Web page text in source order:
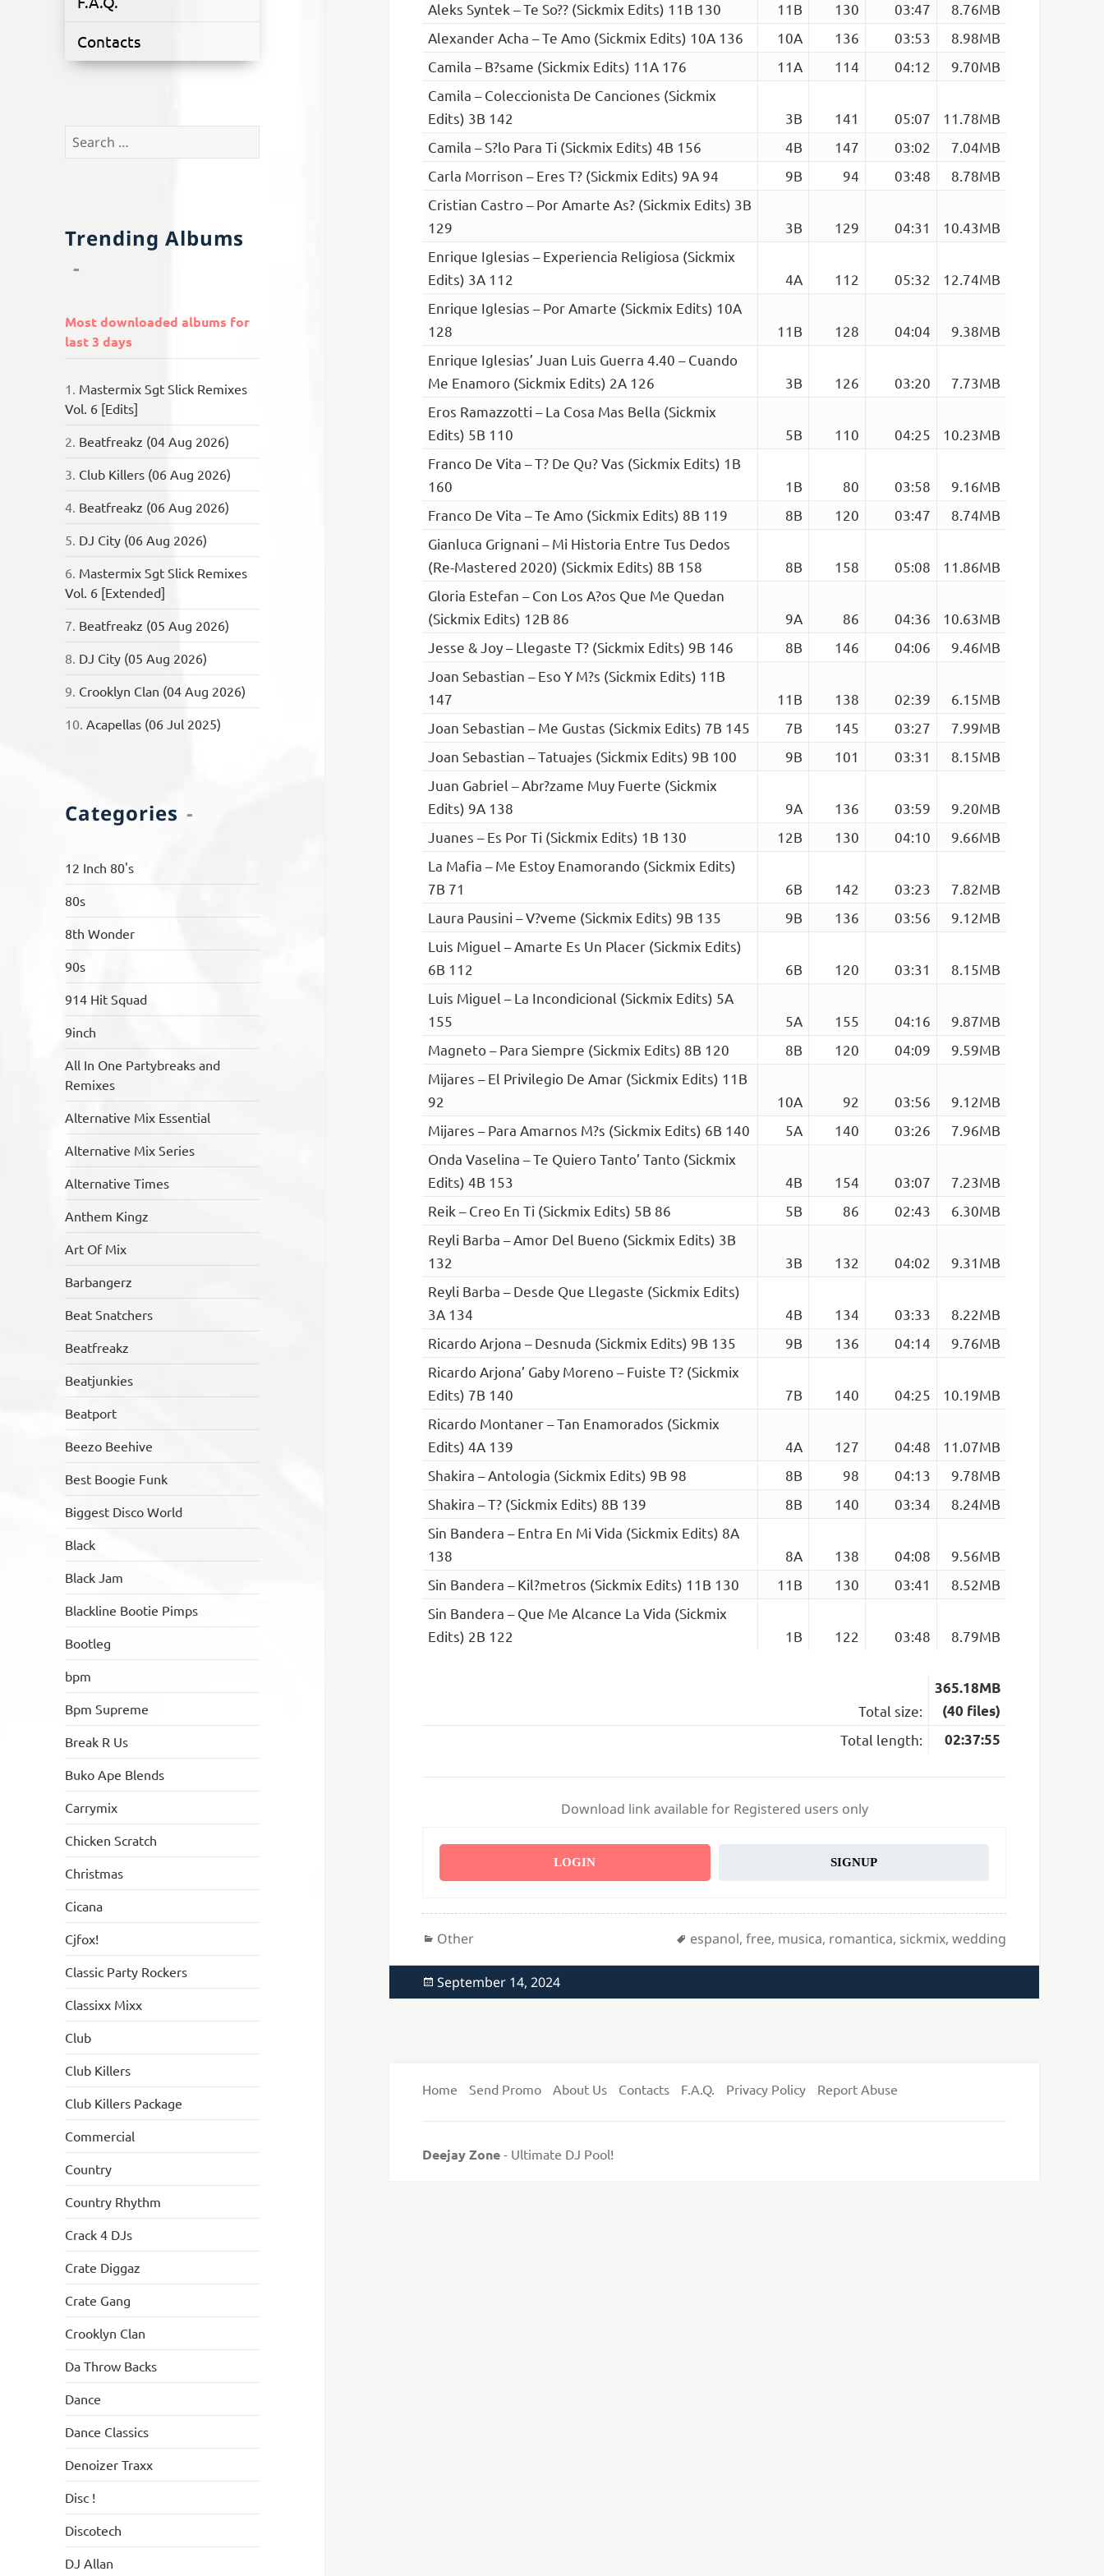
Contacts
Search
Trending Albums
Most downloaded albums for
last 3 days
1. Mastermix Sgt Slick Remixes
Vol. 6 [Edits]
2. Beatfreakz (04 Aug 2026)
3. Club Killers (06 Aug 2026)
4. Beatfreakz (06 Aug 2026)
5. DJ City (06 Aug 2026)
6. Mastermix Sgt Slick Remixes
Vol. 6 [Extended]
7. Beatfreakz (05 Aug 2026)
8. DJ City (05 Aug 2026)
9. Crooklyn Clan (04 Aug 2026)
10.Acapellas (06 Jul 2025)
Categories
12 Inch 80's
80s
8th Wonder
90s
914 Hit Squad
9inch
All In One Partybreaks and
Remixes
Alternative Mix Essential
Alternative Mix Series
Alternative Times
Anthem Kingz
Art Of Mix
Barbangerz
Beat Snatchers
Beatfreakz
Beatjunkies
Beatport
Beezo Beehive
Best Boogie Funk
Biggest Disco World
Black
Black Jam
Blackline Bootie Pimps
Bootleg
bpm
Bpm Supreme
Break R Us
Buko Ape Blends
Carrymix
Chicken Scratch
Christmas
Cicana
Cjfox!
Classic Party Rockers
Classixx Mixx
Club
Club Killers
Club Killers Package
Commercial
Country
Country Rhythm
Crack 4 DJs
Crate Diggaz
Crate Gang
Crooklyn Clan
Da Throw Backs
Dance
Dance Classics
Denoizer Traxx
Disc !
Discotech
DJ Allan
Aleks Syntek – Te So?? (Sickmix Edits) 11B 130 11B 130 03:47
8.76MB
Alexander Acha – Te Amo (Sickmix Edits) 10A 136
10A 136 03:53
8.98MB
Camila – B?same (Sickmix Edits) 11A 176
11A 114 04:12
9.70MB
Camila – Coleccionista De Canciones (Sickmix
Edits) 3B 142
3B 141 05:07
11.78MB
Camila – S?lo Para Ti (Sickmix Edits) 4B 156
4B 147 03:02
7.04MB
Carla Morrison – Eres T? (Sickmix Edits) 9A 94
9B 94 03:48
8.78MB
Cristian Castro – Por Amarte As? (Sickmix Edits) 3B
129
3B 129 04:31
10.43MB
Enrique Iglesias – Experiencia Religiosa (Sickmix
Edits) 3A 112
4A 112 05:32
12.74MB
Enrique Iglesias – Por Amarte (Sickmix Edits) 10A
128
11B 128 04:04
9.38MB
Enrique Iglesias’ Juan Luis Guerra 4.40 – Cuando
Me Enamoro (Sickmix Edits) 2A 126
3B 126 03:20
7.73MB
Eros Ramazzotti – La Cosa Mas Bella (Sickmix
Edits) 5B 110
5B 110 04:25
10.23MB
Franco De Vita – T? De Qu? Vas (Sickmix Edits) 1B
160
1B 80 03:58
9.16MB
Franco De Vita – Te Amo (Sickmix Edits) 8B 119
8B 120 03:47
8.74MB
Gianluca Grignani – Mi Historia Entre Tus Dedos
(Re-Mastered 2020) (Sickmix Edits) 8B 158
8B 158 05:08
11.86MB
Gloria Estefan – Con Los A?os Que Me Quedan
(Sickmix Edits) 12B 86
9A 86 04:36
10.63MB
Jesse & Joy – Llegaste T? (Sickmix Edits) 9B 146
8B 146 04:06
9.46MB
Joan Sebastian – Eso Y M?s (Sickmix Edits) 11B
147
11B 138 02:39
6.15MB
Joan Sebastian – Me Gustas (Sickmix Edits) 7B 145
7B 145 03:27
7.99MB
Joan Sebastian – Tatuajes (Sickmix Edits) 9B 100
9B 101 03:31
8.15MB
Juan Gabriel – Abr?zame Muy Fuerte (Sickmix
Edits) 9A 138
9A 136 03:59
9.20MB
Juanes – Es Por Ti (Sickmix Edits) 1B 130
12B 130 04:10
9.66MB
La Mafia – Me Estoy Enamorando (Sickmix Edits)
7B 71
6B 142 03:23
7.82MB
Laura Pausini – V?veme (Sickmix Edits) 9B 135
9B 136 03:56
9.12MB
Luis Miguel – Amarte Es Un Placer (Sickmix Edits)
6B 112
6B 120 03:31
8.15MB
Luis Miguel – La Incondicional (Sickmix Edits) 5A
155
5A 155 04:16
9.87MB
Magneto – Para Siempre (Sickmix Edits) 8B 120
8B 120 04:09
9.59MB
Mijares – El Privilegio De Amar (Sickmix Edits) 11B
92
10A 92 03:56
9.12MB
Mijares – Para Amarnos M?s (Sickmix Edits) 6B 140
5A 140 03:26
7.96MB
Onda Vaselina – Te Quiero Tanto’ Tanto (Sickmix
Edits) 4B 153
4B 154 03:07
7.23MB
Reik – Creo En Ti (Sickmix Edits) 5B 86
5B 86 02:43
6.30MB
Reyli Barba – Amor Del Bueno (Sickmix Edits) 3B
132
3B 132 04:02
9.31MB
Reyli Barba – Desde Que Llegaste (Sickmix Edits)
3A 134
4B 134 03:33
8.22MB
Ricardo Arjona – Desnuda (Sickmix Edits) 9B 135
9B 136 04:14
9.76MB
Ricardo Arjona’ Gaby Moreno – Fuiste T? (Sickmix
Edits) 7B 140
7B 140 04:25
10.19MB
Ricardo Montaner – Tan Enamorados (Sickmix
Edits) 4A 139
4A 127 04:48
11.07MB
Shakira – Antologia (Sickmix Edits) 9B 98
8B 98 04:13
9.78MB
Shakira – T? (Sickmix Edits) 8B 139
8B 140 03:34
8.24MB
Sin Bandera – Entra En Mi Vida (Sickmix Edits) 8A
138
8A 138 04:08
9.56MB
Sin Bandera – Kil?metros (Sickmix Edits) 11B 130
11B 130 03:41
8.52MB
Sin Bandera – Que Me Alcance La Vida (Sickmix
Edits) 2B 122
1B 122 03:48 8.79MB
Total size:
365.18MB
(40 files)
Total length:
02:37:55
Download link available for Registered users only
LOGIN SIGNUP
Categories
Other Tags
espanol,free, musica, romantica, sickmix,wedding
Posted
on
September 14, 2024
Home Send Promo About Us Contacts F.A.Q. Privacy Policy Report Abuse
Deejay Zone- Ultimate DJ Pool!